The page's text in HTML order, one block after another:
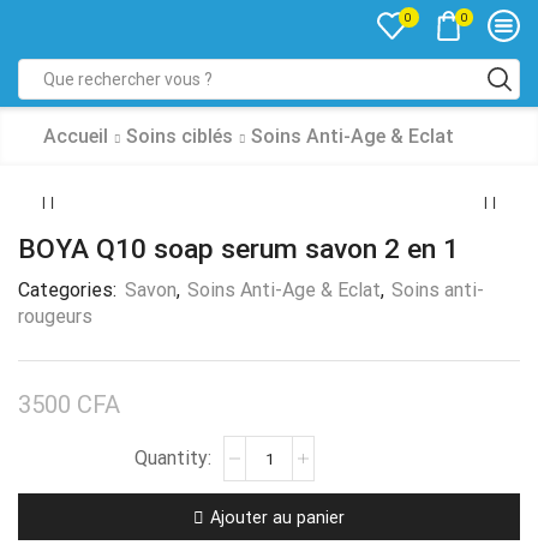
0 0
Accueil Soins ciblés Soins Anti-Age & Eclat
BOYA Q10 soap serum savon 2 en 1
Categories: Savon, Soins Anti-Age & Eclat, Soins anti-
rougeurs
3500 CFA
Ajouter au panier